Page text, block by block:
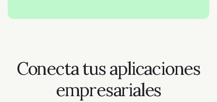
Conecta tus aplicaciones
empresariales